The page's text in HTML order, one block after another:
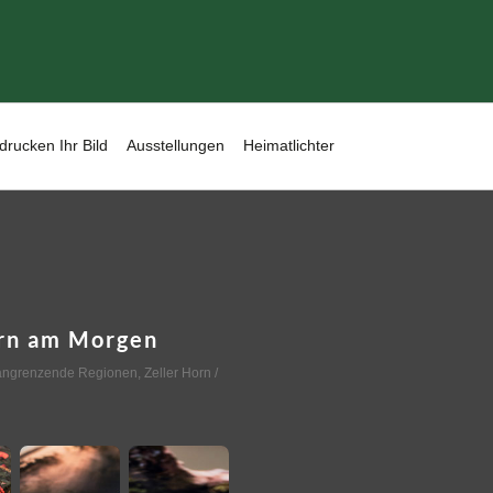
Ihr Bild Ausstellungen Heimatlichter
am Morgen
Regionen, Zeller Horn /